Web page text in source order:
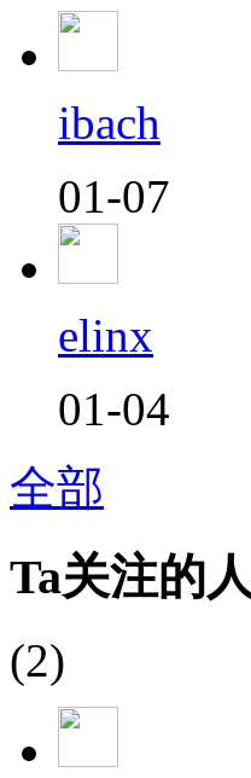
ibach
01-07
elinx
01-04
全部
Ta关注的人
(2)